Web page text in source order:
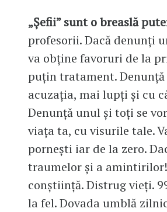
„Şefii” sunt o breaslă
profesorii. Dacă denunţi
va obţine favoruri de la
puţin tratament.
acuzaţia, mai lupţi şi cu
Denunţă unul şi toţi se
viaţa ta, cu visurile tale.
porneşti iar de la zero.
traumelor şi a
conştiinţă. Distrug vieţi.
la fel. Dovada umblă